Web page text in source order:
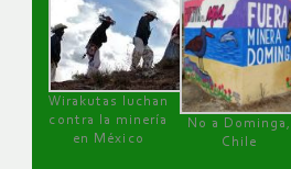
Wirakutas luchan
contra la minería
en México
No a Dominga,
Chile